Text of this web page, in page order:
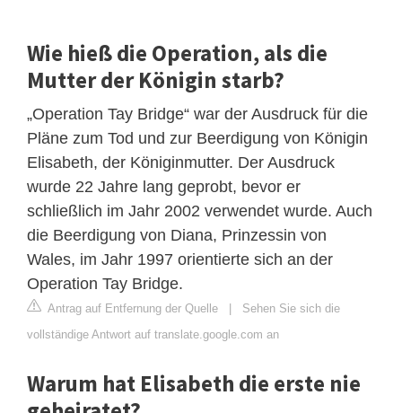
Wie hieß die Operation, als die
Mutter der Königin starb?
„Operation Tay Bridge“ war der Ausdruck für die
Pläne zum Tod und zur Beerdigung von Königin
Elisabeth, der Königinmutter. Der Ausdruck
wurde 22 Jahre lang geprobt, bevor er
schließlich im Jahr 2002 verwendet wurde. Auch
die Beerdigung von Diana, Prinzessin von
Wales, im Jahr 1997 orientierte sich an der
Operation Tay Bridge.
Antrag auf Entfernung der Quelle | Sehen Sie sich die
vollständige Antwort auf translate.google.com an
Warum hat Elisabeth die erste nie